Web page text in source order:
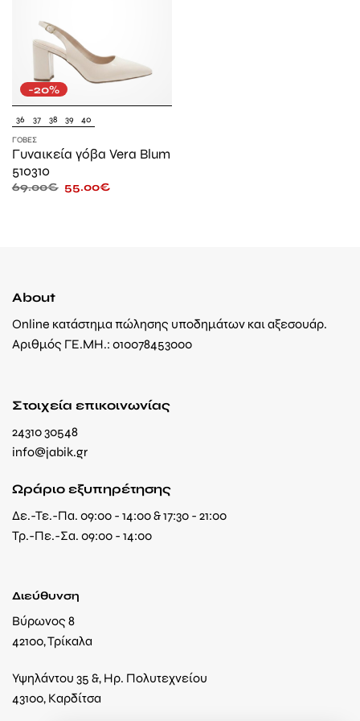
-20%
36 37 38 39 40
ΓΌΒΕΣ
Γυναικεία γόβα Vera Blum
510310
69.00€ 55.00€
About
Online κατάστημα πώλησης υποδημάτων και αξεσουάρ.
Αριθμός ΓΕ.ΜΗ.: 010078453000
Στοιχεία επικοινωνίας
24310 30548
info@jabik.gr
Ωράριο εξυπηρέτησης
Δε.-Τε.-Πα. 09:00 - 14:00 & 17:30 - 21:00
Τρ.-Πε.-Σα. 09:00 - 14:00
Διεύθυνση
Βύρωνος 8
42100, Τρίκαλα
Υψηλάντου 35 &, Ηρ. Πολυτεχνείου
43100, Καρδίτσα